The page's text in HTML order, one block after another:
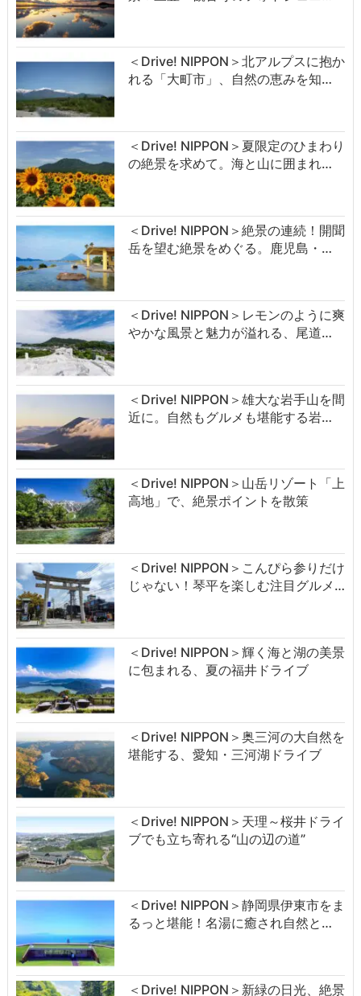
＜Drive! NIPPON＞北アルプスに抱か
れる「大町市」、自然の恵みを知…
＜Drive! NIPPON＞夏限定のひまわり
の絶景を求めて。海と山に囲まれ…
＜Drive! NIPPON＞絶景の連続！開聞
岳を望む絶景をめぐる。鹿児島・…
＜Drive! NIPPON＞レモンのように爽
やかな風景と魅力が溢れる、尾道…
＜Drive! NIPPON＞雄大な岩手山を間
近に。自然もグルメも堪能する岩…
＜Drive! NIPPON＞山岳リゾート「上
高地」で、絶景ポイントを散策
＜Drive! NIPPON＞こんぴら参りだけ
じゃない！琴平を楽しむ注目グルメ…
＜Drive! NIPPON＞輝く海と湖の美景
に包まれる、夏の福井ドライブ
＜Drive! NIPPON＞奥三河の大自然を
堪能する、愛知・三河湖ドライブ
＜Drive! NIPPON＞天理～桜井ドライ
ブでも立ち寄れる“山の辺の道”
＜Drive! NIPPON＞静岡県伊東市をま
るっと堪能！名湯に癒され自然と…
＜Drive! NIPPON＞新緑の日光、絶景